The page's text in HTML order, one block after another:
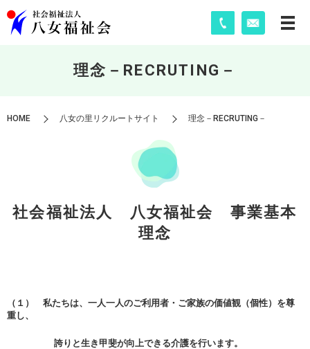
理念－RECRUTING－
HOME 八女の里リクルートサイト 理念－RECRUTING－
社会福祉法人 八女福祉会 事業基本
理念
（１） 私たちは、一人一人のご利用者・ご家族の価値観（個性）を尊
重し、
誇りと生き甲斐が向上できる介護を行います。